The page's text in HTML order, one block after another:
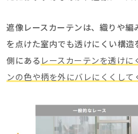
遮像レースカーテンは、織りや編
を点けた室内でも透けにくい構
側にある レースカーテンを透けに
ンの色や柄を外にバレにくくして